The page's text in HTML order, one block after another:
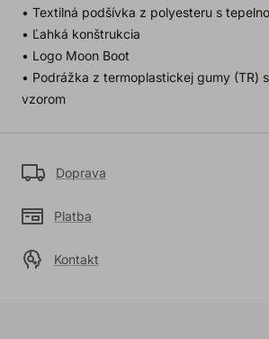
• Textilná podšívka z polyesteru s
• Ľahká konštrukcia
• Logo Moon Boot
• Podrážka z termoplastickej gumy (TR)
vzorom
Doprava
Platba
Kontakt